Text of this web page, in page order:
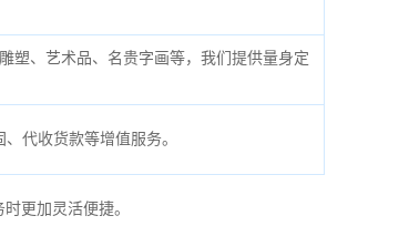
塑、艺术品、名贵字画等，我们提供量身定
代收货款等增值服务。
更加灵活便捷。